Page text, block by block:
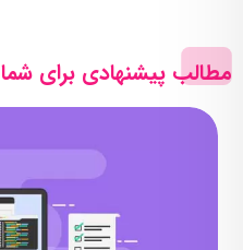
مطالب پیشنهادی برای شما